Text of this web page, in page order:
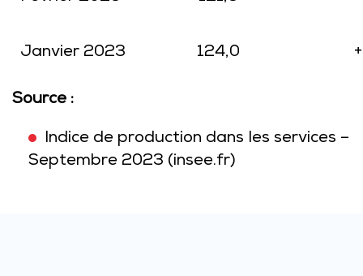
Janvier 2023 124,0
Source :
Indice de production dans les services –
Septembre 2023 (insee.fr)